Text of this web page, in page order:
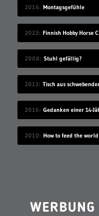
2016 Montagsgefühle
2023 Finnish Hobby Horse
2008 Stuhl gefällig?
2013 Tisch aus
2016 Gedanken einer 14-
2010 How to feed the